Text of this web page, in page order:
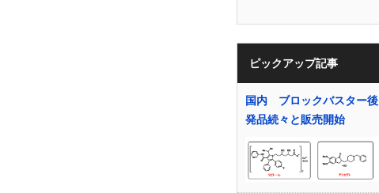
ピックアップ記事
国内 ブロックバスター後
発品続々と販売開始